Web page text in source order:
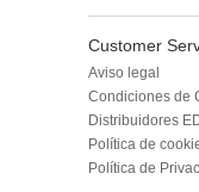
Customer
Aviso legal
Condiciones de
Distribuidores
Política de
Política de